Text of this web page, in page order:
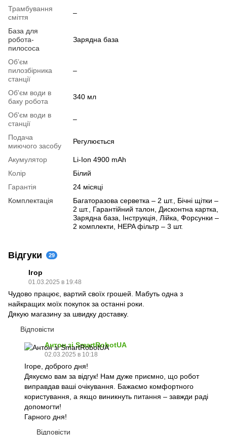
Трамбування
сміття
–
База для
робота-
пилососа
Зарядна база
Об’єм
пилозбірника
станції
–
Об'єм води в
баку робота
340 мл
Об'єм води в
станції
–
Подача
миючого засобу
Регулюється
Акумулятор
Li-Ion 4900 mAh
Колір
Білий
Гарантія
24 місяці
Комплектація
Багаторазова серветка – 2 шт., Бічні щітки –
2 шт., Гарантійний талон, Дисконтна картка,
Зарядна база, Інструкція, Лійка, Форсунки –
2 комплекти, HEPA фільтр – 3 шт.
Відгуки 29
Ігор
01.03.2025 в 19:48
Чудово працює, вартий своїх грошей. Мабуть одна з
найкращих моїх покупок за останні роки.
Дякую магазину за швидку доставку.
Відповісти
Антон зі SmartRobotUA
02.03.2025 в 10:18
Ігоре, доброго дня!
Дякуємо вам за відгук! Нам дуже приємно, що робот
виправдав ваші очікування. Бажаємо комфортного
користування, а якщо виникнуть питання – завжди раді
допомогти!
Гарного дня!
Відповісти